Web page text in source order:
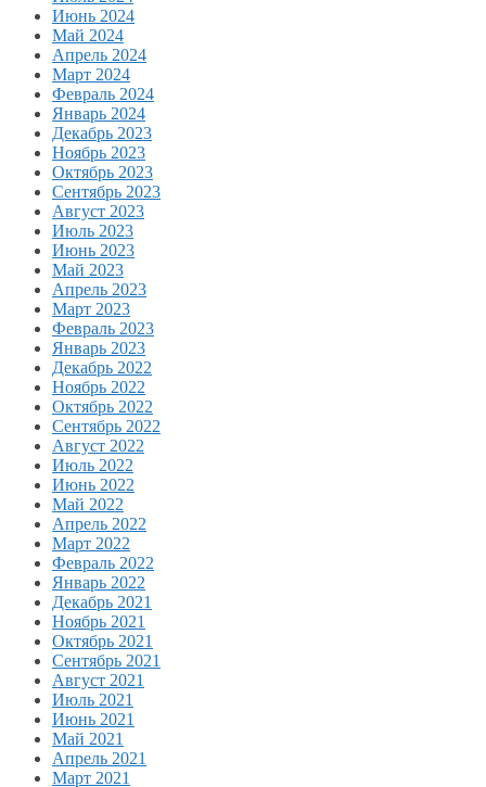
Июнь 2024
Май 2024
Апрель 2024
Март 2024
Февраль 2024
Январь 2024
Декабрь 2023
Ноябрь 2023
Октябрь 2023
Сентябрь 2023
Август 2023
Июль 2023
Июнь 2023
Май 2023
Апрель 2023
Март 2023
Февраль 2023
Январь 2023
Декабрь 2022
Ноябрь 2022
Октябрь 2022
Сентябрь 2022
Август 2022
Июль 2022
Июнь 2022
Май 2022
Апрель 2022
Март 2022
Февраль 2022
Январь 2022
Декабрь 2021
Ноябрь 2021
Октябрь 2021
Сентябрь 2021
Август 2021
Июль 2021
Июнь 2021
Май 2021
Апрель 2021
Март 2021